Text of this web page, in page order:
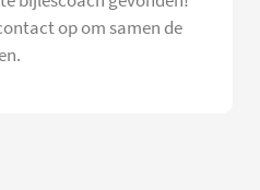
op om samen de